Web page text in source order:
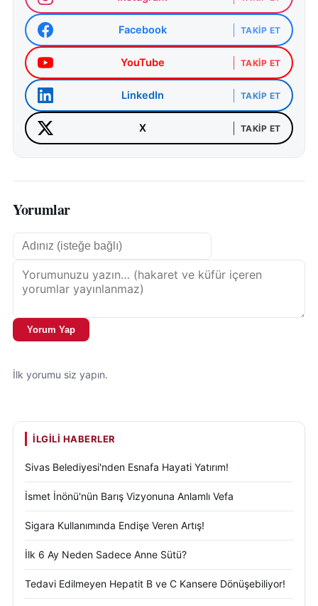
Facebook TAKIP ET
YouTube TAKIP ET
LinkedIn TAKIP ET
X TAKIP ET
Yorumlar
Yorum Yap
İlk yorumu siz yapın.
İLGILI HABERLER
Sivas Belediyesi'nden Esnafa Hayati Yatırım!
İsmet İnönü'nün Barış Vizyonuna Anlamlı Vefa
Sigara Kullanımında Endişe Veren Artış!
İlk 6 Ay Neden Sadece Anne Sütü?
Tedavi Edilmeyen Hepatit B ve C Kansere Dönüşebiliyor!